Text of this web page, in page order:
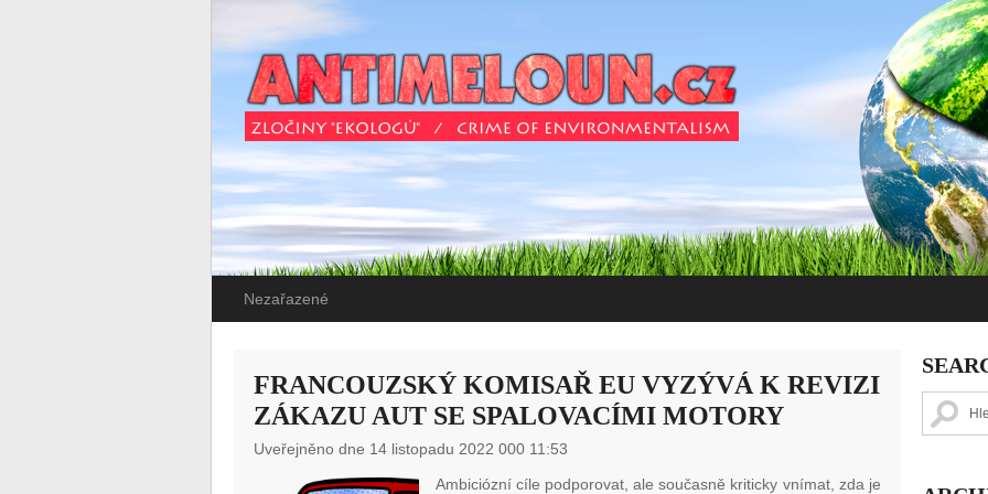
Nezařazené
FRANCOUZSKÝ KOMISAŘ EU VYZÝVÁ K REVIZI
ZÁKAZU AUT SE SPALOVACÍMI MOTORY
Uveřejněno dne 14 listopadu 2022 000 11:53
Ambiciózní cíle podporovat, ale současně kriticky vnímat, zda je